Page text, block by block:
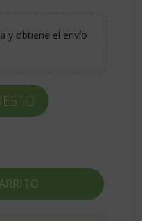
y obtiene el envío